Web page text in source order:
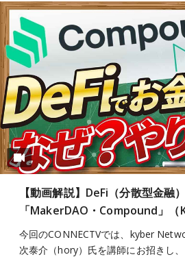
【動画解説】DeFi（分散型金融
「MakerDAO・Compound」
今回のCONNECTVでは、kyber
次泰介（hory）氏を講師にお招きし